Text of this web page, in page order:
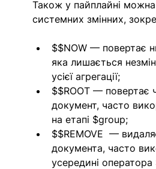
Також у пайплайні
системних змінних,
$$NOW — повертає
яка лишається
усієї агрегації;
$$ROOT — повертає
документ, часто
на етапі $group;
$$REMOVE  —
документа, часто
усередині